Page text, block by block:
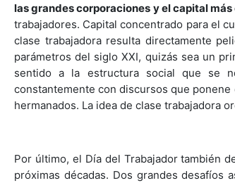
las grandes corporaciones y el capital
trabajadores. Capital concentrado para el
clase trabajadora resulta directamente
parámetros del siglo XXI, quizás sea un
sentido a la estructura social que se
constantemente con discursos que
hermanados. La idea de clase trabajadora
Por último, el Día del Trabajador también
próximas décadas. Dos grandes desafíos